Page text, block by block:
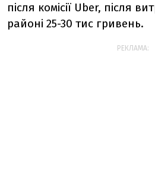
після комісії Uber, після
районі 25-30 тис гривень.
РЕКЛАМА: